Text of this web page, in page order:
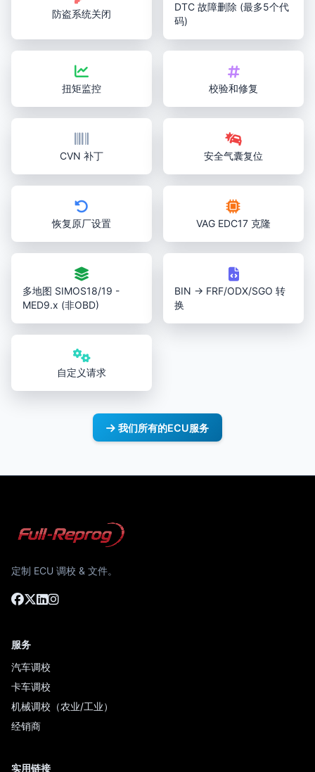
防盗系统关闭
DTC 故障删除 (最多5个代
码)
扭矩监控 校验和修复
CVN 补丁 安全气囊复位
恢复原厂设置 VAG EDC17 克隆
多地图 SIMOS18/19 -
MED9.x (非OBD)
BIN → FRF/ODX/SGO 转
换
自定义请求
我们所有的ECU服务
定制 ECU 调校 & 文件。
服务
汽车调校
卡车调校
机械调校（农业/工业）
经销商
实用链接